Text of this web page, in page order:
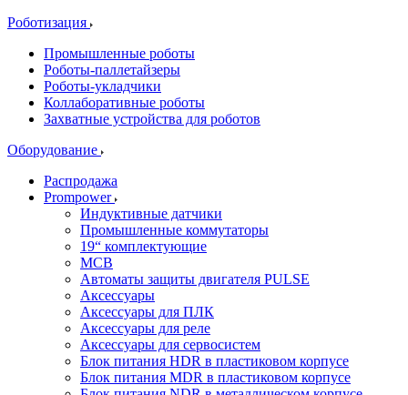
Роботизация
Промышленные роботы
Роботы-паллетайзеры
Роботы-укладчики
Коллаборативные роботы
Захватные устройства для роботов
Оборудование
Распродажа
Prompower
Индуктивные датчики
Промышленные коммутаторы
19“ комплектующие
MCB
Автоматы защиты двигателя PULSE
Аксессуары
Аксессуары для ПЛК
Аксессуары для реле
Аксессуары для сервосистем
Блок питания HDR в пластиковом корпусе
Блок питания MDR в пластиковом корпусе